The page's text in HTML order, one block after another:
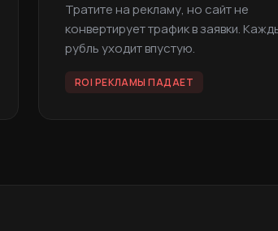
Тратите на рекламу, но сайт не
конвертирует трафик в заявки.
рубль уходит впустую.
ROI РЕКЛАМЫ ПАДАЕТ